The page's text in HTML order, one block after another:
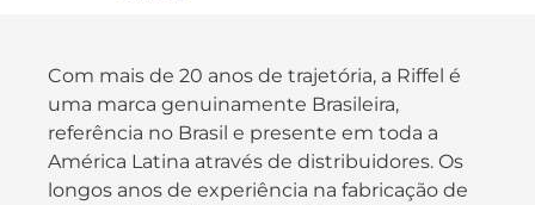
Com mais de 20 anos de trajetória, a Riffel é
uma marca genuinamente Brasileira,
referência no Brasil e presente em toda a
América Latina através de distribuidores. Os
longos anos de experiência na fabricação de